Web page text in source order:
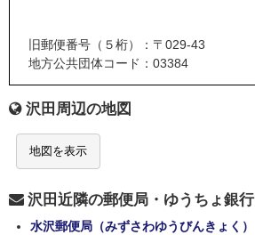
旧郵便番号（５桁）：〒029-43
地方公共団体コード：03384
沢田周辺の地図
地図を表示
沢田近隣の郵便局・ゆうちょ銀行
水沢郵便局（みずさわゆうびんきょく）